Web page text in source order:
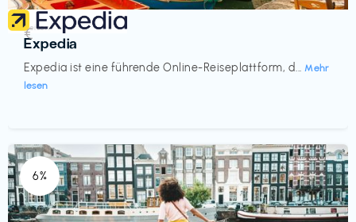
Reisen
Expedia
Expedia ist eine führende Online-Reiseplattform, d... Mehr
lesen
€‎
6%